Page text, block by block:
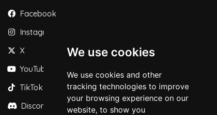
We use cookies
We use cookies and other
tracking technologies to improve
your browsing experience on our
website, to show you
Facebook
Instagram
X
YouTube
TikTok
Discord